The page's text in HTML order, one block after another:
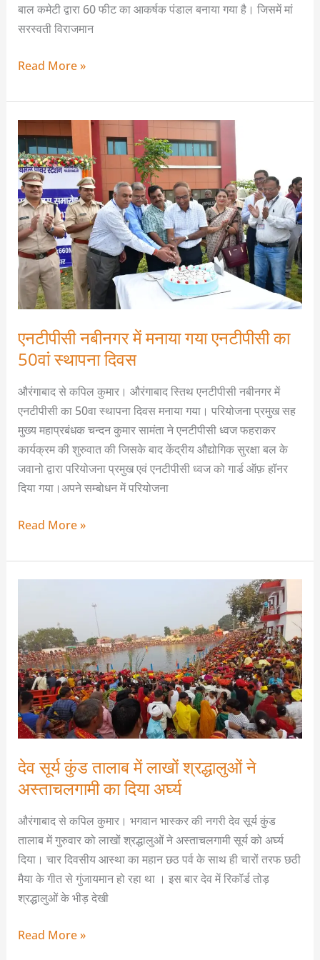
बाल कमेटी द्वारा 60 फीट का आकर्षक पंडाल बनाया गया है। जिसमें मां
सरस्वती विराजमान
Read More »
एनटीपीसी नबीनगर में मनाया गया एनटीपीसी का
50वां स्थापना दिवस
औरंगाबाद से कपिल कुमार। औरंगाबाद स्तिथ एनटीपीसी नबीनगर में
एनटीपीसी का 50वा स्थापना दिवस मनाया गया। परियोजना प्रमुख सह
मुख्य महाप्रबंधक चन्दन कुमार सामंता ने एनटीपीसी ध्वज फहराकर
कार्यक्रम की शुरुवात की जिसके बाद केंद्रीय औद्योगिक सुरक्षा बल के
जवानो द्वारा परियोजना प्रमुख एवं एनटीपीसी ध्वज को गार्ड ऑफ़ हॉनर
दिया गया।अपने सम्बोधन में परियोजना
एनटीपीसी
नबीनगर
में
मनाया
गया
एनटीपीसी
का
50वां
स्थापना
दिवस
Read More »
देव सूर्य कुंड तालाब में लाखों श्रद्धालुओं ने
अस्ताचलगामी का दिया अर्घ्य
औरंगाबाद से कपिल कुमार। भगवान भास्कर की नगरी देव सूर्य कुंड
तालाब में गुरुवार को लाखों श्रद्धालुओं ने अस्ताचलगामी सूर्य को अर्घ्य
दिया। चार दिवसीय आस्था का महान छठ पर्व के साथ ही चारों तरफ छठी
मैया के गीत से गुंजायमान हो रहा था । इस बार देव में रिकॉर्ड तोड़
श्रद्धालुओं के भीड़ देखी
कुंड
तालाब
में
लाखों
श्रद्धालुओं
ने
अस्ताचलगामी
का
दिया
अर्घ्य
Read More »